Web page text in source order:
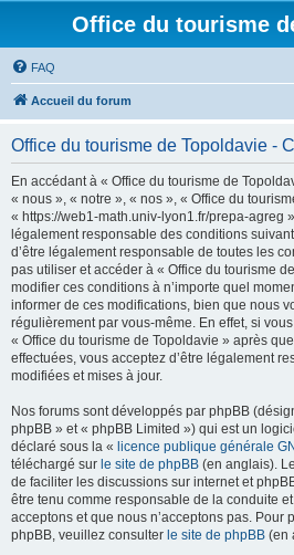
Office du tourisme
FAQ
Accueil du forum
Office du tourisme de Topoldavie -
En accédant à « Office du tourisme de
« nous », « notre », « nos », « Office du
« https://web1-math.univ-lyon1.fr/prepa-agreg
légalement responsable des conditions
d’être légalement responsable de toutes les
pas utiliser et accéder à « Office du tourisme
modifier ces conditions à n’importe quel
informer de ces modifications, bien que nous
régulièrement par vous-même. En effet, si
« Office du tourisme de Topoldavie » après
effectuées, vous acceptez d’être légalement
modifiées et mises à jour.
Nos forums sont développés par phpBB
phpBB » et « phpBB Limited ») qui est un
déclaré sous la « licence publique générale
téléchargé sur le site de phpBB (en anglais).
de faciliter les discussions sur internet et
être tenu comme responsable de la conduite
acceptons et que nous n’acceptons pas. Pour
phpBB, veuillez consulter le site de phpBB (en